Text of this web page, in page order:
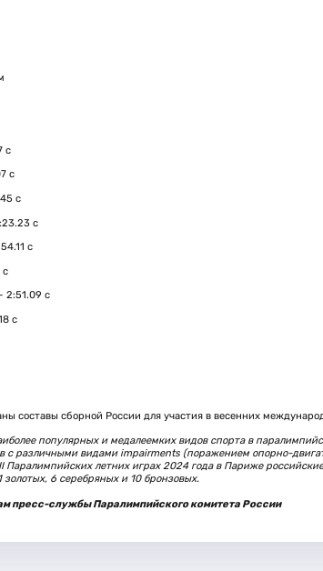
с
с
c
c
с
с
2:51.09 с
c
составы сборной России для участия в весенних
популярных и медалеемких видов спорта в
с различными видами impairments (поражением опорно-
летних играх 2024 года в Париже
золотых, 6 серебряных и 10 бронзовых.
пресс-службы Паралимпийского комитета России